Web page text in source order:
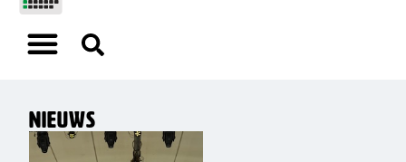
Nieuws